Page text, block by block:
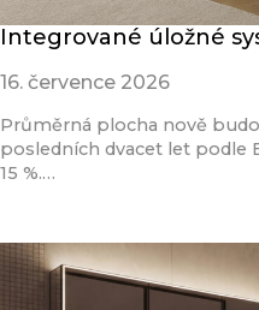
Integrované úložné
16. července 2026
Průměrná plocha nově
posledních dvacet let podle
15 %.…